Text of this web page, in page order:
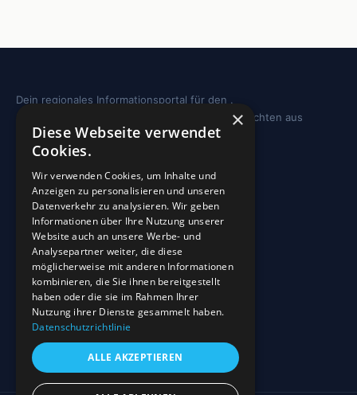
Dein regionales Informationsportal für den .
Sehenswürdigkeiten, Ausflugstipps und Geschichten aus
deiner Region.
REGION
Freizeit
Sehenswürdigkeiten
INFO
Blog
Sehenswürdigkeiten
Impressum
Datenschutz
×
Diese Webseite verwendet
Cookies.
Wir verwenden Cookies, um Inhalte und
Anzeigen zu personalisieren und unseren
Datenverkehr zu analysieren. Wir geben
Informationen über Ihre Nutzung unserer
Website auch an unsere Werbe- und
Analysepartner weiter, die diese
möglicherweise mit anderen Informationen
kombinieren, die Sie ihnen bereitgestellt
haben oder die sie im Rahmen Ihrer
Nutzung ihrer Dienste gesammelt haben.
Datenschutzrichtlinie
ALLE AKZEPTIEREN